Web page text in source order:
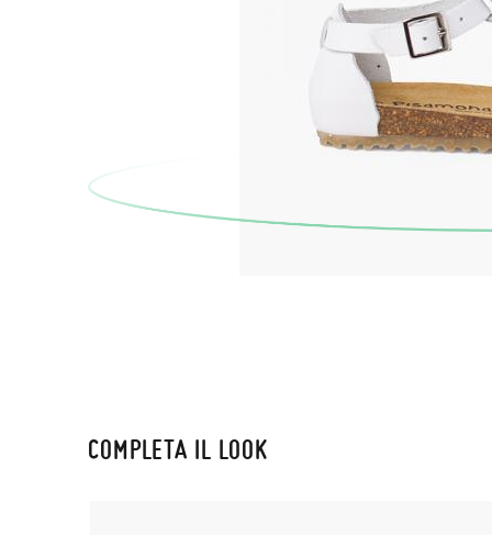
COMPLETA IL LOOK